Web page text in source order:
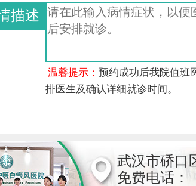
描述
温馨提示：预约成功后我院值班
排医生及确认详细就诊时间。
武汉市硚口
免费电话：